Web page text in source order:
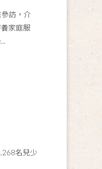
訪，介
家庭服
名兒少